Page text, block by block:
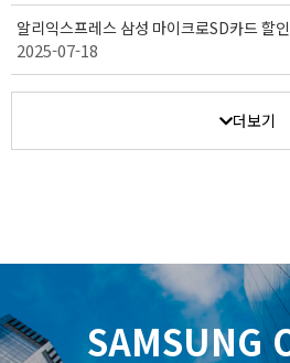
알리익스프레스 삼성 마이크로SD카드 할
자! (7월 14일 ~ 7월 20일)
2025-07-18
더보기
SAMSUNG